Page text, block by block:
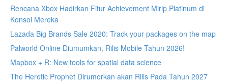
Rencana Xbox Hadirkan Fitur Achievement Mirip Platinum di
Konsol Mereka
Lazada Big Brands Sale 2020: Track your packages on the map
Palworld Online Diumumkan, Rilis Mobile Tahun 2026!
Mapbox + R: New tools for spatial data science
The Heretic Prophet Dirumorkan akan Rilis Pada Tahun 2027